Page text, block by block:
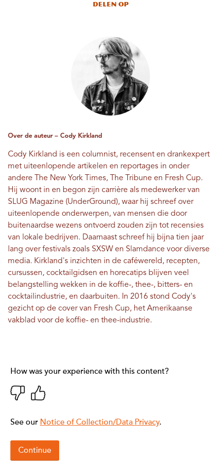
Delen op
Over de auteur – Cody Kirkland
Cody Kirkland is een columnist, recensent en drankexpert
met uiteenlopende artikelen en reportages in onder
andere The New York Times, The Tribune en Fresh Cup.
Hij woont in en begon zijn carrière als medewerker van
SLUG Magazine (UnderGround), waar hij schreef over
uiteenlopende onderwerpen, van mensen die door
buitenaardse wezens ontvoerd zouden zijn tot recensies
van lokale bedrijven. Daarnaast schreef hij bijna tien jaar
lang over festivals zoals SXSW en Slamdance voor diverse
media. Kirkland's inzichten in de caféwereld, recepten,
cursussen, cocktailgidsen en horecatips blijven veel
belangstelling wekken in de koffie-, thee-, bitters- en
cocktailindustrie, en daarbuiten. In 2016 stond Cody's
gezicht op de cover van Fresh Cup, het Amerikaanse
vakblad voor de koffie- en thee-industrie.